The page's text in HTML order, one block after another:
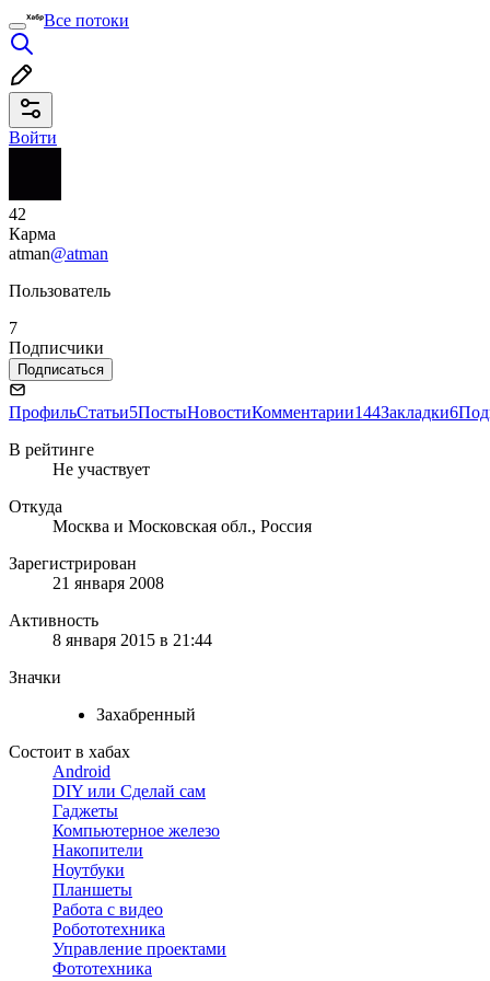
Все потоки
Войти
42
Карма
atman@atman
Пользователь
7
Подписчики
Подписаться
ПрофильСтатьи5ПостыНовостиКомментарии144Закладки6
В рейтинге
Не участвует
Откуда
Москва и Московская обл., Россия
Зарегистрирован
21 января 2008
Активность
8 января 2015 в 21:44
Значки
Захабренный
Состоит в хабах
Android
DIY или Сделай сам
Гаджеты
Компьютерное железо
Накопители
Ноутбуки
Планшеты
Работа с видео
Робототехника
Управление проектами
Фототехника